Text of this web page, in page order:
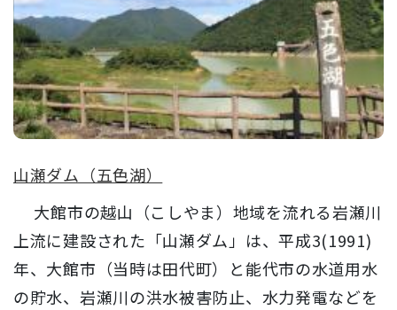
山瀬ダム（五色湖）
大館市の越山（こしやま）地域を流れる岩瀬川
上流に建設された「山瀬ダム」は、平成3(1991)
年、大館市（当時は田代町）と能代市の水道用水
の貯水、岩瀬川の洪水被害防止、水力発電などを